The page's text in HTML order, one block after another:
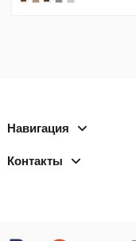
Навигация
Контакты